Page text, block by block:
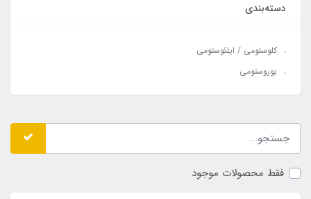
دسته‌بندی
کلوستومی / ایلئوستومی
یوروستومی
فقط محصولات موجود